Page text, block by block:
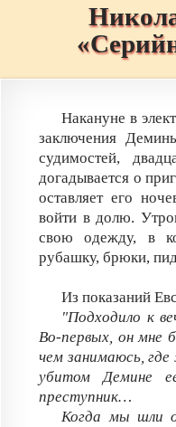
Накануне в
заключения
судимостей,
догадывается о
оставляет его
войти в долю.
свою одежду, в
рубашку, брюки,
Из показаний
"Подходило к
Во-первых, он мне
чем занимаюсь,
убитом Демине
преступник…
Когда мы шли